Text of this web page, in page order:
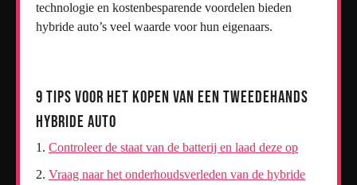
technologie en kostenbesparende voordelen bieden
hybride auto’s veel waarde voor hun eigenaars.
9 Tips voor het Kopen van een Tweedehands
Hybride Auto
Controleer de staat van de batterij en laad deze op
Vraag naar het onderhoudsverleden van de hybride